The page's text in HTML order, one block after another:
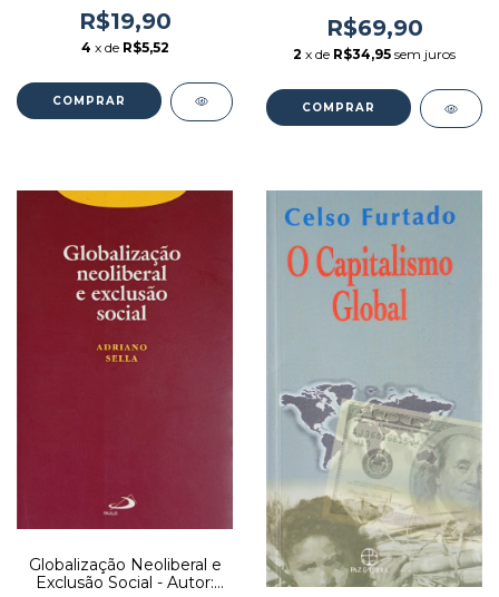
R$19,90
4 x de R$5,52
R$69,90
2 x de R$34,95 sem juros
Globalização Neoliberal e
Exclusão Social - Autor: